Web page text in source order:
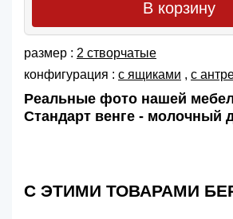
В корзину
размер : 2 створчатые
конфигурация : с ящиками , с
Реальные фото нашей
Стандарт венге - молочный
С ЭТИМИ ТОВАРАМИ